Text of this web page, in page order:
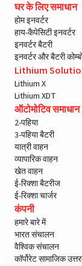
घर के लिए समाधान
होम इनवर्टर
हाय-कैपेसिटी इनवर्टर
इनवर्टर बैटरी
इनवर्टर और बैटरी
Lithium
Lithium X
Lithium XDT
ऑटोमोटिव समाधान
2-पहिया
3-पहिया बैटरी
यात्री वाहन
व्यापारिक वाहन
खेत वाहन
ई-रिक्शा बैटरीज
ई-रिक्शा चार्जर
कंपनी
हमारे बारे में
भारत संचालन
वैश्विक संचालन
कॉर्पोरेट सामाजिक